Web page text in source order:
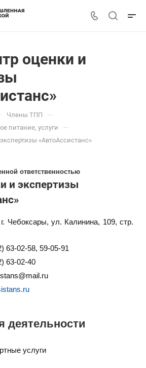
оценки и
Члены ТПП —
питание, услуги —
«АвтоАссистанс»
ответственностью
и экспертизы
Чебоксары, ул. Калинина, 109, стр.
63-02-58, 59-05-91
63-02-40
деятельности
услуги